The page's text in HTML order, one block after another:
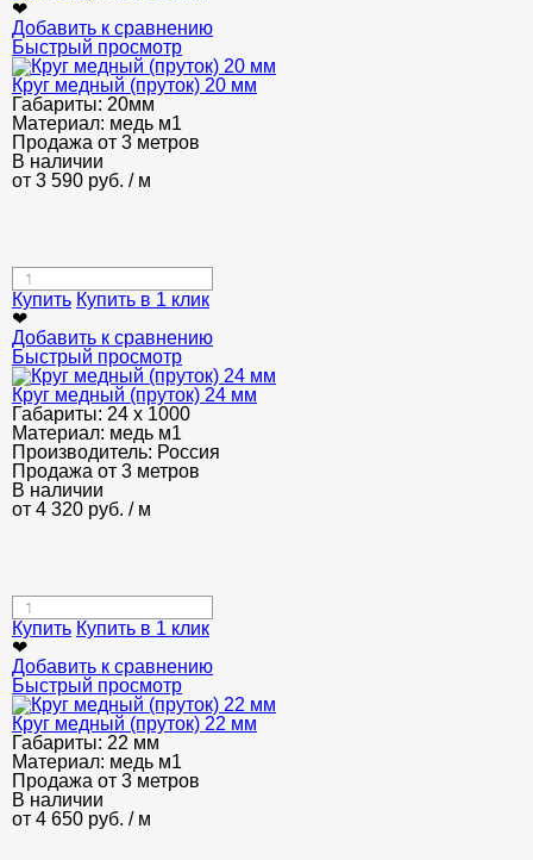
❤
Добавить к сравнению
Быстрый просмотр
Круг медный (пруток) 20 мм
Габариты: 20мм
Материал: медь м1
Продажа от 3 метров
В наличии
от 3 590 руб. / м
Купить Купить в 1 клик
❤
Добавить к сравнению
Быстрый просмотр
Круг медный (пруток) 24 мм
Габариты: 24 х 1000
Материал: медь м1
Производитель: Россия
Продажа от 3 метров
В наличии
от 4 320 руб. / м
Купить Купить в 1 клик
❤
Добавить к сравнению
Быстрый просмотр
Круг медный (пруток) 22 мм
Габариты: 22 мм
Материал: медь м1
Продажа от 3 метров
В наличии
от 4 650 руб. / м